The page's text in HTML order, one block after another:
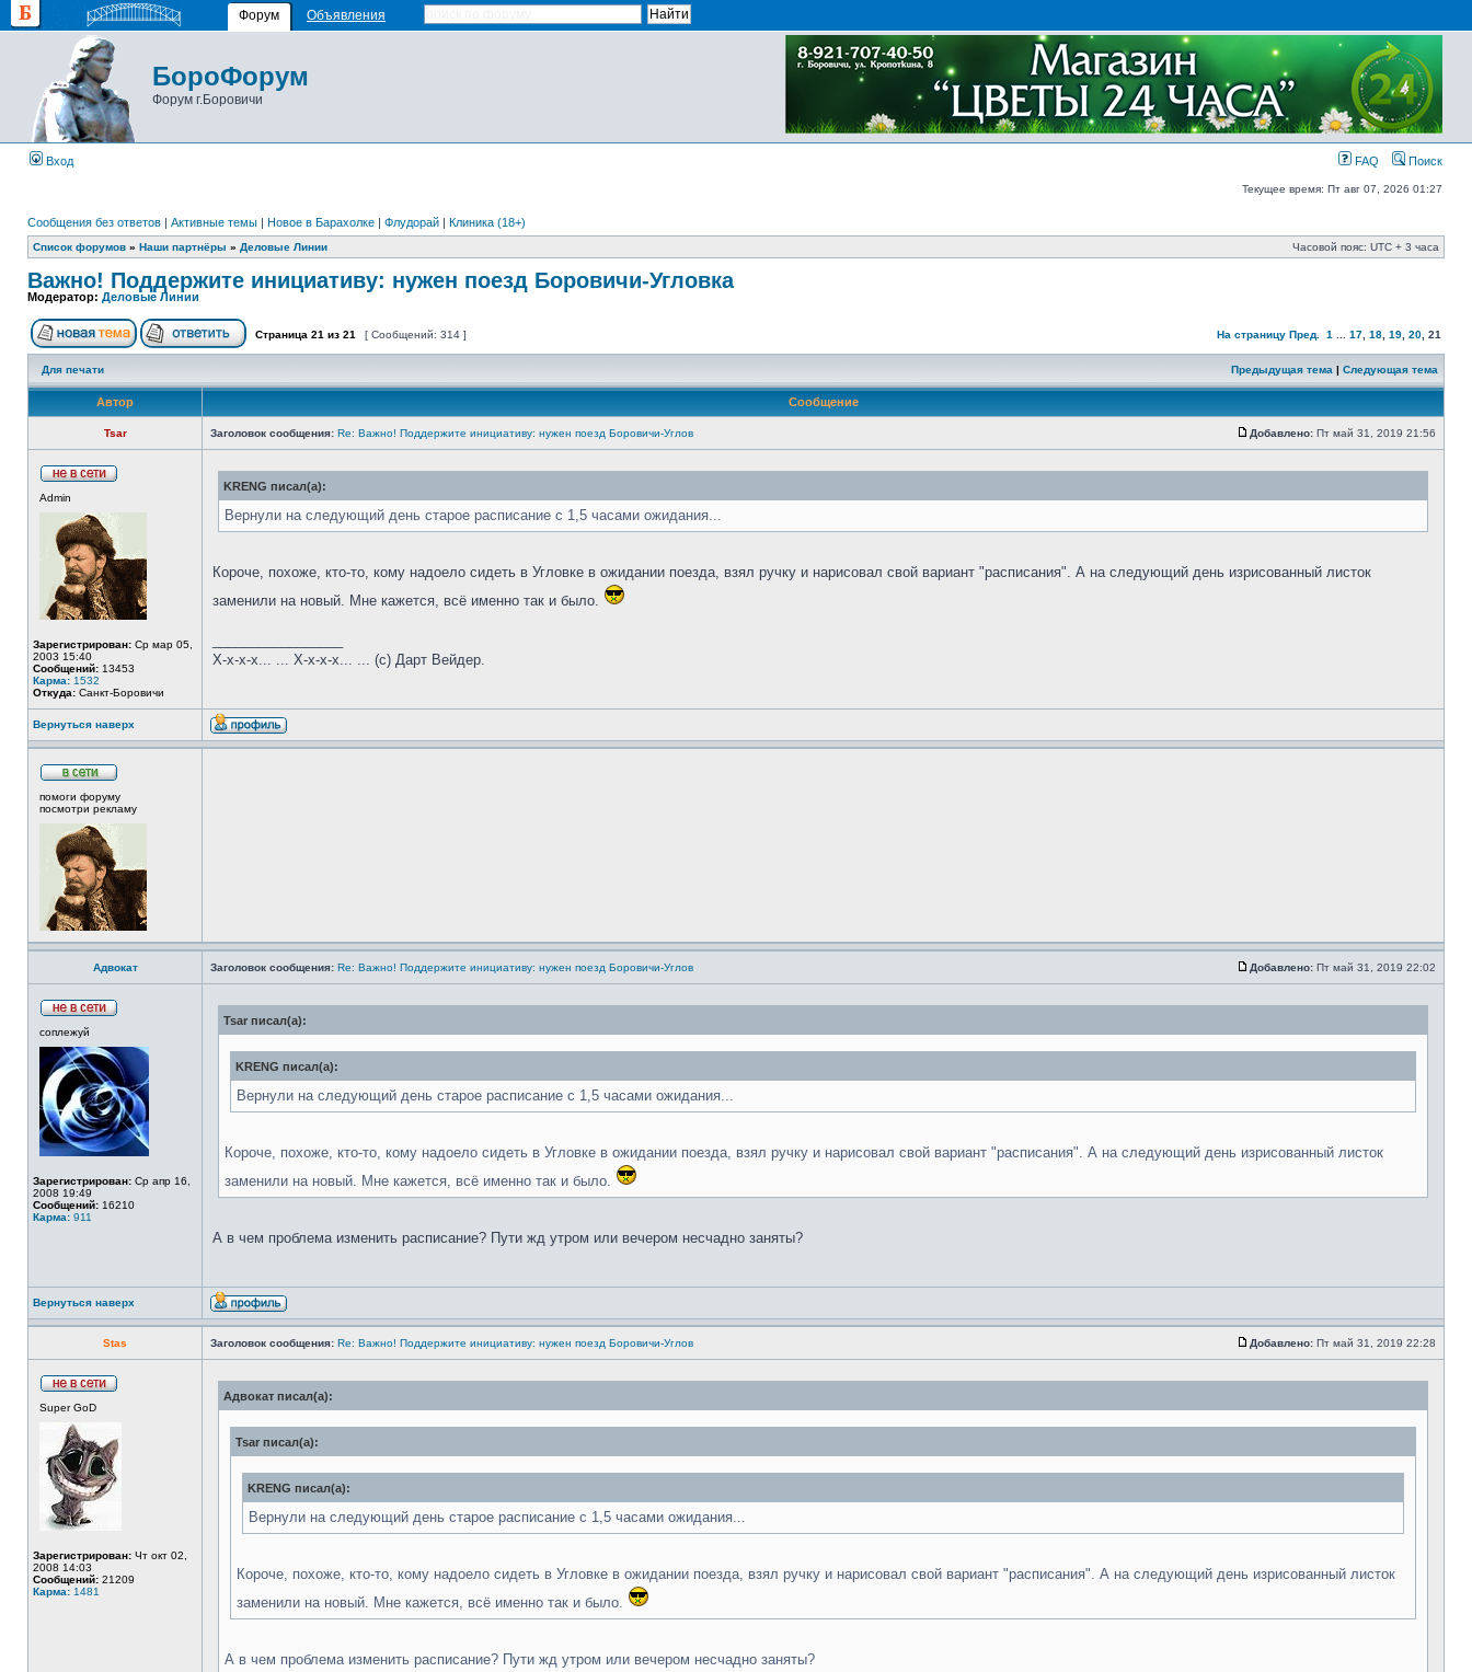
Форум Объявления
БороФорум
Форум г.Боровичи
Вход FAQ Поиск
Текущее время: Пт авг 07, 2026 01:27
Сообщения без ответов | Активные темы | Новое в Барахолке | Флудорай | Клиника (18+)
Список форумов » Наши партнёры » Деловые Линии Часовой пояс: UTC + 3 часа
Важно! Поддержите инициативу: нужен поезд Боровичи-Угловка
Модератор: Деловые Линии
Страница 21 из 21 [ Сообщений: 314 ] На страницу Пред. 1 17 18 19 20 21
Для печати Предыдущая тема | Следующая тема
Автор Сообщение
Tsar Заголовок сообщения: Re: Важно! Поддержите инициативу: нужен поезд Боровичи-Углов Добавлено: Пт май 31, 2019 21:56
Admin
Зарегистрирован: Ср мар 05,
2003 15:40
Сообщений: 13453
Карма: 1532
Откуда: Санкт-Боровичи
KRENG писал(а):
Вернули на следующий день старое расписание с 1,5 часами ожидания...
Короче, похоже, кто-то, кому надоело сидеть в Угловке в ожидании поезда, взял ручку и нарисовал свой вариант "расписания". А на следующий день изрисованный листок
заменили на новый. Мне кажется, всё именно так и было.
Х-х-х-х... ... Х-х-х-х... ... (с) Дарт Вейдер.
Вернуться наверх
помоги форуму
посмотри рекламу
Адвокат Заголовок сообщения: Re: Важно! Поддержите инициативу: нужен поезд Боровичи-Углов Добавлено: Пт май 31, 2019 22:02
соплежуй
Зарегистрирован: Ср апр 16,
2008 19:49
Сообщений: 16210
Карма: 911
Tsar писал(а):
KRENG писал(а):
Вернули на следующий день старое расписание с 1,5 часами ожидания...
Короче, похоже, кто-то, кому надоело сидеть в Угловке в ожидании поезда, взял ручку и нарисовал свой вариант "расписания". А на следующий день изрисованный листок
заменили на новый. Мне кажется, всё именно так и было.
А в чем проблема изменить расписание? Пути жд утром или вечером несчадно заняты?
Вернуться наверх
Stas Заголовок сообщения: Re: Важно! Поддержите инициативу: нужен поезд Боровичи-Углов Добавлено: Пт май 31, 2019 22:28
Super GoD
Зарегистрирован: Чт окт 02,
2008 14:03
Сообщений: 21209
Карма: 1481
Адвокат писал(а):
Tsar писал(а):
KRENG писал(а):
Вернули на следующий день старое расписание с 1,5 часами ожидания...
Короче, похоже, кто-то, кому надоело сидеть в Угловке в ожидании поезда, взял ручку и нарисовал свой вариант "расписания". А на следующий день изрисованный листок
заменили на новый. Мне кажется, всё именно так и было.
А в чем проблема изменить расписание? Пути жд утром или вечером несчадно заняты?